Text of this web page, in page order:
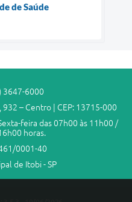
de Saúde
3647-6000
– Centro | CEP: 13715-000
feira das 07h00 às 11h00 /
horas.
0001-40
de Itobi - SP